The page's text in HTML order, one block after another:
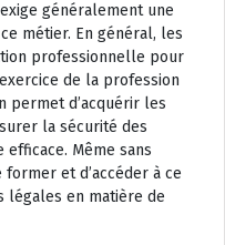
généralement une
métier. En général, les
professionnelle pour
de la profession
permet d’acquérir les
la sécurité des
Même sans
et d’accéder à ce
légales en matière de